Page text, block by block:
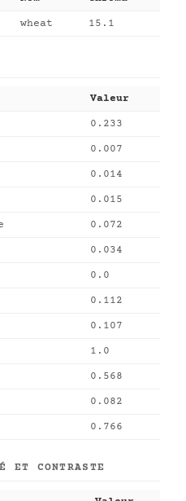
wheat 15.1
Valeur
0.233
0.007
0.014
0.015
0.072
0.034
0.0
0.112
0.107
1.0
0.568
0.082
0.766
ET CONTRASTE